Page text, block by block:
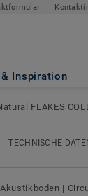
Inspiration
FLAKES
TECHNISCHE
Akustikboden |